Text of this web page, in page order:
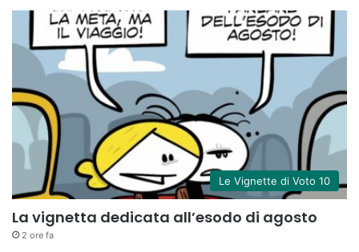
Le Vignette di Voto 10
La vignetta dedicata all’esodo di agosto
2 ore fa